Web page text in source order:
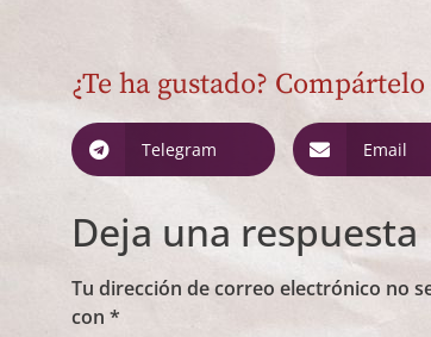
¿Te ha gustado?
Telegram Email
Deja una respuesta
Tu dirección de correo electrónico no
con *